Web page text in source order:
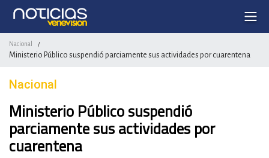
Nacional /
Ministerio Público suspendió parciamente sus actividades por cuarentena
Nacional
Ministerio Público suspendió
parciamente sus actividades por
cuarentena